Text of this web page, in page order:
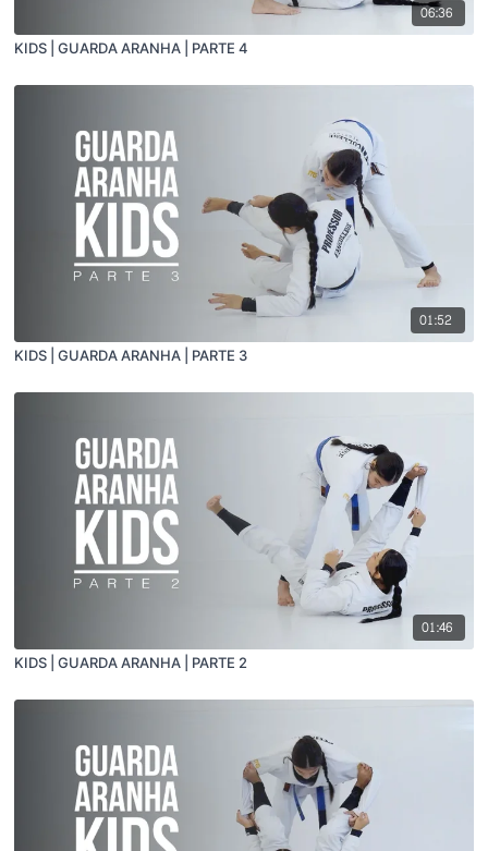
06:36
KIDS | GUARDA ARANHA | PARTE 4
01:52
KIDS | GUARDA ARANHA | PARTE 3
01:46
KIDS | GUARDA ARANHA | PARTE 2